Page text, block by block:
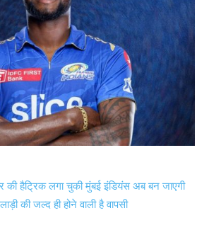
की हैट्रिक लगा चुकी मुंबई इंडियंस अब बन जाएगी
की जल्द ही होने वाली है वापसी